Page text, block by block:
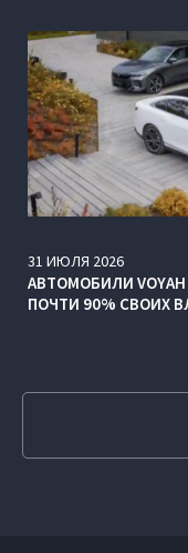
31 ИЮЛЯ 2026
АВТОМОБИЛИ
ПОЧТИ 90% СВОИХ